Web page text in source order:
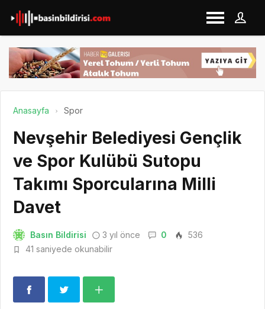
Anasayfa Spor
Nevşehir Belediyesi Gençlik
ve Spor Kulübü Sutopu
Takımı Sporcularına Milli
Davet
Basın Bildirisi 3 yıl önce 0
536
41 saniyede okunabilir